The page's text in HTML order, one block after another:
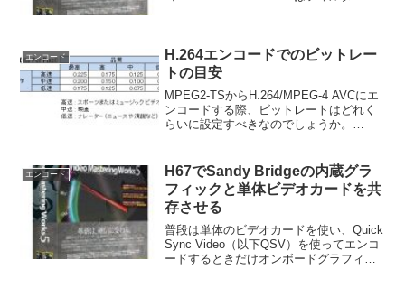
エンコード
H.264エンコードでのビットレー
トの目安
MPEG2-TSからH.264/MPEG-4 AVCにエ
ンコードする際、ビットレートはどれく
らいに設定すべきなのでしょうか。
品質...
エンコード
H67でSandy Bridgeの内蔵グラ
フィックと単体ビデオカードを共
存させる
普段は単体のビデオカードを使い、Quick
Sync Video（以下QSV）を使ってエンコ
ードするときだけオンボードグラフィッ